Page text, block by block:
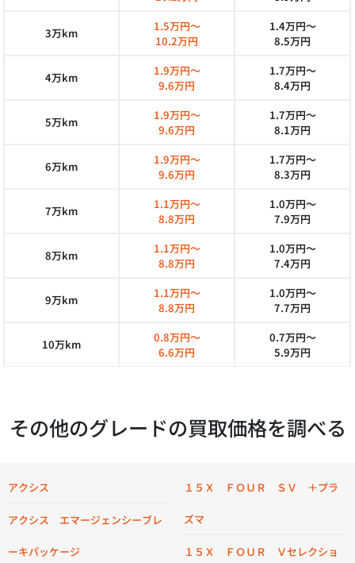
3万km
1.5万円～
10.2万円
1.4万円～
8.5万円
4万km
1.9万円～
9.6万円
1.7万円～
8.4万円
5万km
1.9万円～
9.6万円
1.7万円～
8.1万円
6万km
1.9万円～
9.6万円
1.7万円～
8.3万円
7万km
1.1万円～
8.8万円
1.0万円～
7.9万円
8万km
1.1万円～
8.8万円
1.0万円～
7.4万円
9万km
1.1万円～
8.8万円
1.0万円～
7.7万円
10万km
0.8万円～
6.6万円
0.7万円～
5.9万円
その他のグレードの買取価格を調べる
アクシス
アクシス エマージェンシーブレ
ーキパッケージ
１５Ｘ ＦＯＵＲ ＳＶ ＋プラ
ズマ
１５Ｘ ＦＯＵＲ Ｖセレクショ